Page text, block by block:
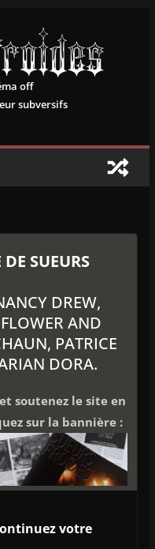
off
subversifs
SUEURS
DREW,
AND
PATRICE
DORA.
soutenez le site en
sur la bannière :
votre